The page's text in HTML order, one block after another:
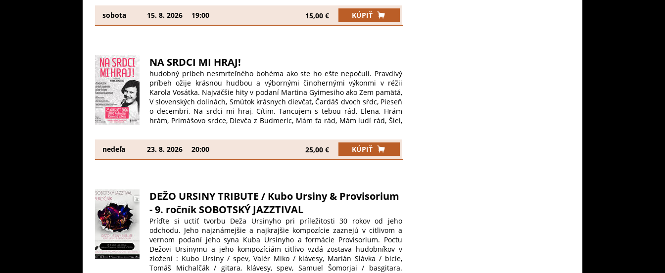
tánc vár rád! A színpadon: Nótár Mary, Bódi Csabi, Galambos Lajcsi, Jolly,
Tomáš Botló, Hollósy Adrián + DJ Tota gondoskodik a nonstop buliról! Ez lesz
a nyár legnagyobb partyja – ne maradj le! Gyere a barátokkal, és élj át egy
sobota 15. 8. 2026 19:00 15,00 € KÚPIŤ
NA SRDCI MI HRAJ!
hudobný príbeh nesmrteľného bohéma ako ste ho ešte nepočuli. Pravdivý
príbeh ožije krásnou hudbou a výbornými činohernými výkonmi v réžii
Karola Vosátka. Najväčšie hity v podaní Martina Gyimesiho ako Zem pamätá,
V slovenských dolinách, Smútok krásnych dievčat, Čardáš dvoch sŕdc, Pieseň
o decembri, Na srdci mi hraj, Cítim, Tancujem s tebou rád, Elena, Hrám
hrám, Primášovo srdce, Dievča z Budmeríc, Mám ťa rád, Mám ľudí rád, Šiel,
od výhry až po prehru. Od jeho najväčšej slávy po strmý pád. Vstupné: do
30. 6. 2026 / 14€. Potom bude cena stúpať. Predaj v TIC, Kine ORBIS
a online. Príbeh zachytáva životnú dráhu tohto muža, od bezstarostnej
nedeľa 23. 8. 2026 20:00 25,00 € KÚPIŤ
DEŽO URSINY TRIBUTE / Kubo Ursiny & Provisorium
- 9. ročník SOBOTSKÝ JAZZTIVAL
Príďte si uctiť tvorbu Deža Ursinyho pri príležitosti 30 rokov od jeho
odchodu. Jeho najznámejšie a najkrajšie kompozície zaznejú v citlivom a
vernom podaní jeho syna Kuba Ursinyho a formácie Provisorium. Poctu
Dežovi Ursinymu a jeho kompozíciám citlivo vzdá zostava hudobníkov v
zložení : Kubo Ursiny / spev, Valér Miko / klávesy, Marián Slávka / bicie,
Tomáš Michalčák / gitara, klávesy, spev, Samuel Šomorjai / basgitara.